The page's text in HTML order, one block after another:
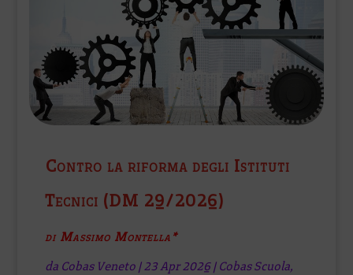
Contro la riforma degli Istituti
Tecnici (DM 29/2026)
di Massimo Montella*
da Cobas Veneto |23 Apr 2026| Cobas Scuola,